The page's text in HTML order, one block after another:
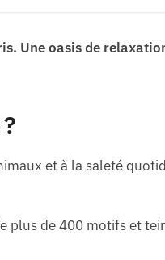
Une oasis de
et à la saleté
plus de 400 motifs et